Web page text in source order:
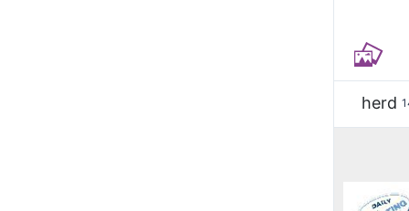
herd